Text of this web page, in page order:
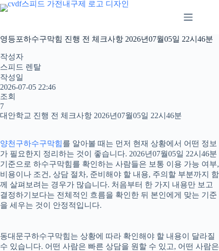
본
문
로
건
너
뛰
기
영등포하수구막힘 진행 전 체크사항 2026년07월05일 22시46분
작성자
스피드 렌탈
작성일
2026-07-05 22:46
조회
7
대안학교 진행 전 체크사항 2026년07월05일 22시46분
양천구하수구막힘를 알아볼 때는 먼저 현재 상황에서 어떤 정보
가 필요한지 정리하는 것이 좋습니다. 2026년07월05일 22시46분
기준으로 하수구막힘를 확인하는 사람들은 보통 이용 가능 여부,
비용이나 조건, 상담 절차, 준비해야 할 내용, 주의할 부분까지 함
께 살펴보려는 경우가 많습니다. 처음부터 한 가지 내용만 보고
결정하기보다는 전체적인 흐름을 확인한 뒤 본인에게 맞는 기준
을 세우는 것이 안정적입니다.
동대문구하수구막힘는 상황에 따라 확인해야 할 내용이 달라질
수 있습니다. 어떤 사람은 빠른 상담을 원할 수 있고, 어떤 사람은